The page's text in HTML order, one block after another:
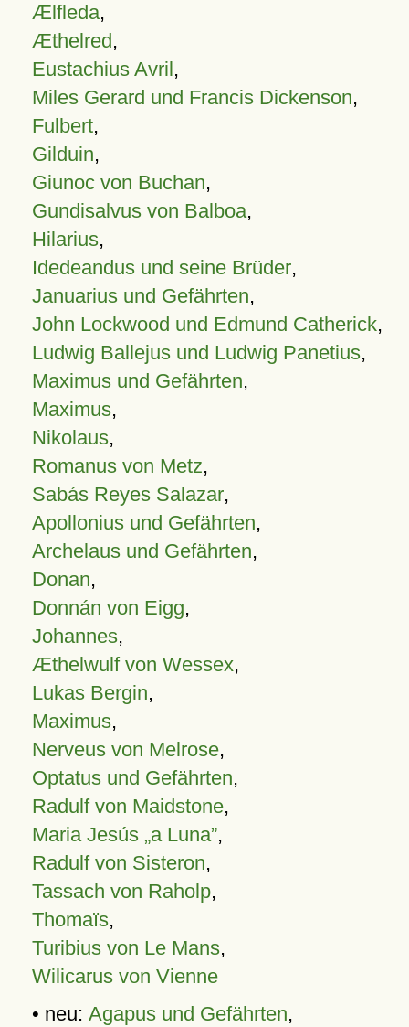
Ælfleda,
Æthelred,
Eustachius Avril,
Miles Gerard und Francis Dickenson,
Fulbert,
Gilduin,
Giunoc von Buchan,
Gundisalvus von Balboa,
Hilarius,
Idedeandus und seine Brüder,
Januarius und Gefährten,
John Lockwood und Edmund Catherick,
Ludwig Ballejus und Ludwig Panetius,
Maximus und Gefährten,
Maximus,
Nikolaus,
Romanus von Metz,
Sabás Reyes Salazar,
Apollonius und Gefährten,
Archelaus und Gefährten,
Donan,
Donnán von Eigg,
Johannes,
Æthelwulf von Wessex,
Lukas Bergin,
Maximus,
Nerveus von Melrose,
Optatus und Gefährten,
Radulf von Maidstone,
Maria Jesús „a Luna”,
Radulf von Sisteron,
Tassach von Raholp,
Thomaïs,
Turibius von Le Mans,
Wilicarus von Vienne
• neu: Agapus und Gefährten,